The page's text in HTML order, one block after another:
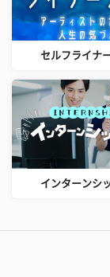
セルフライナ
インターンシ